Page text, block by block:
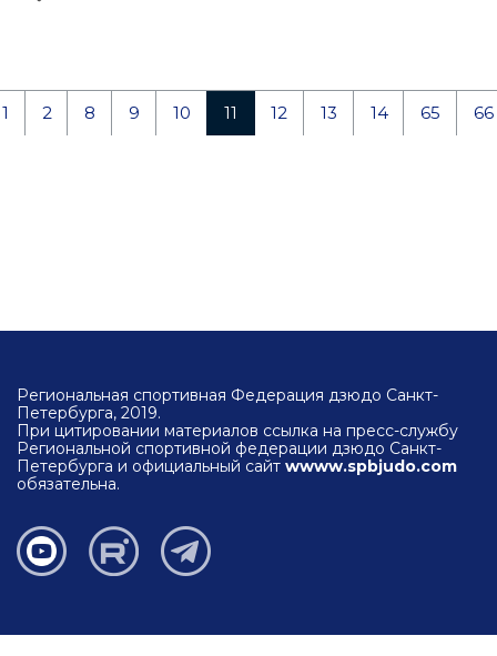
1 2 8 9 10 11 12 13 14 65 66
Региональная спортивная Федерация дзюдо Санкт-
Петербурга, 2019.
При цитировании материалов ссылка на пресс-службу
Региональной спортивной федерации дзюдо Санкт-
Петербурга и официальный сайт wwww.spbjudo.com
обязательна.